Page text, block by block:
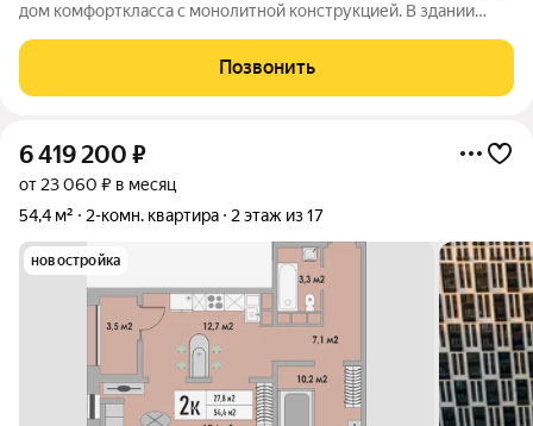
дом комфорткласса с монолитной конструкцией. В здании
38однокомнатных, 127двухкомнатных и 19трёхкомнатных.
Совокупная жилая площадь
Позвонить
6 419 200 ₽
от 23 060 ₽ в месяц
54,4 м²
2-комн. квартира 2 этаж из 17
новостройка